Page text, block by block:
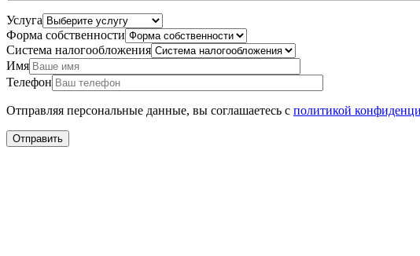
Услуга
Форма собственности
Система налогообложения
Имя
Телефон
Отправляя персональные данные, вы соглашаетесь с политикой